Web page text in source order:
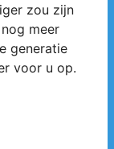
zou zijn
meer
generatie
voor u op.